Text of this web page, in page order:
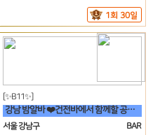
1회 30일
[✨B11✨]
강남 밤알바 ❤️건전바에서 함께할 공주님들 모집합니다❤️
서울 강남구
BAR